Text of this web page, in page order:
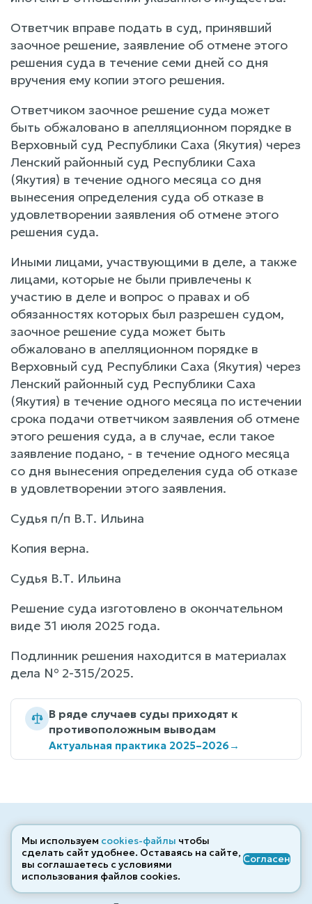
Ответчик вправе подать в суд, принявший
заочное решение, заявление об отмене этого
решения суда в течение семи дней со дня
вручения ему копии этого решения.
Ответчиком заочное решение суда может
быть обжаловано в апелляционном порядке в
Верховный суд Республики Саха (Якутия) через
Ленский районный суд Республики Саха
(Якутия) в течение одного месяца со дня
вынесения определения суда об отказе в
удовлетворении заявления об отмене этого
решения суда.
Иными лицами, участвующими в деле, а также
лицами, которые не были привлечены к
участию в деле и вопрос о правах и об
обязанностях которых был разрешен судом,
заочное решение суда может быть
обжаловано в апелляционном порядке в
Верховный суд Республики Саха (Якутия) через
Ленский районный суд Республики Саха
(Якутия) в течение одного месяца по истечении
срока подачи ответчиком заявления об отмене
этого решения суда, а в случае, если такое
заявление подано, - в течение одного месяца
со дня вынесения определения суда об отказе
в удовлетворении этого заявления.
Судья п/п В.Т. Ильина
Копия верна.
Судья В.Т. Ильина
Решение суда изготовлено в окончательном
виде 31 июля 2025 года.
Подлинник решения находится в материалах
дела № 2-315/2025.
В ряде случаев суды приходят к
противоположным выводам
Актуальная практика 2025–2026→
Кодексы
Мы используем cookies-файлы чтобы
сделать сайт удобнее. Оставаясь на сайте,
вы соглашаетесь с условиями
использования файлов cооkies.
Согласен